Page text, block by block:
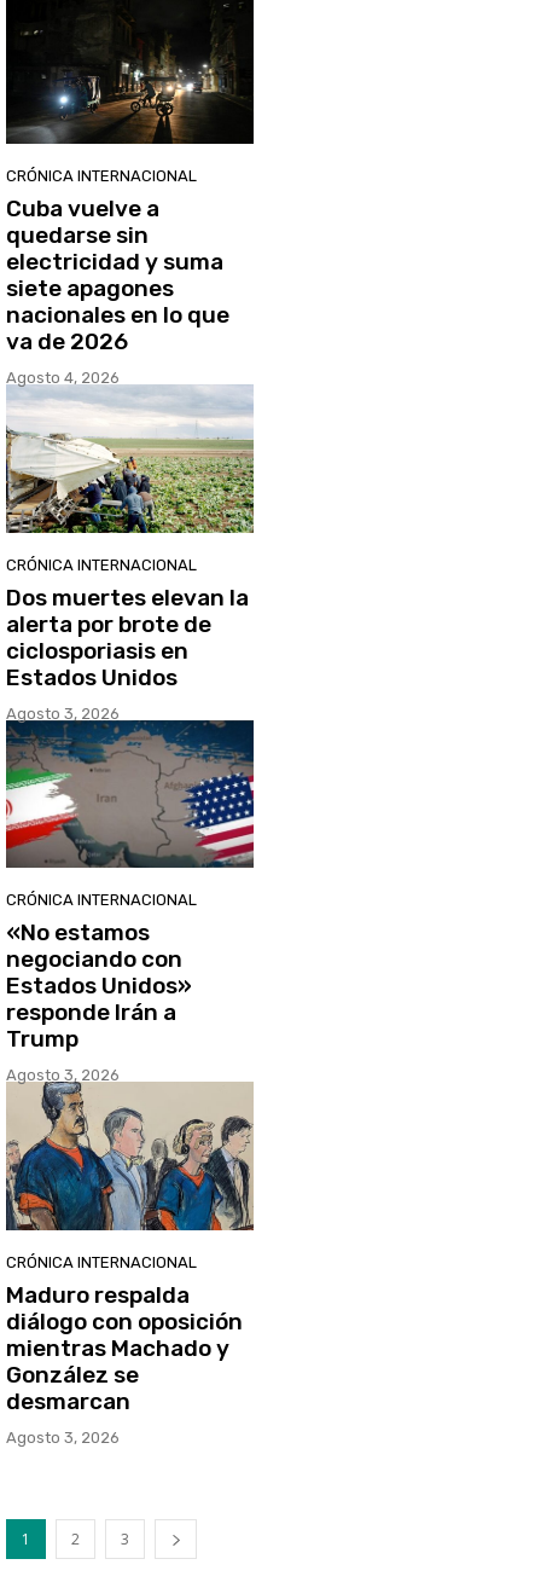
CRÓNICA INTERNACIONAL
Cuba vuelve a
quedarse sin
electricidad y suma
siete apagones
nacionales en lo que
va de 2026
Agosto 4, 2026
CRÓNICA INTERNACIONAL
Dos muertes elevan la
alerta por brote de
ciclosporiasis en
Estados Unidos
Agosto 3, 2026
CRÓNICA INTERNACIONAL
«No estamos
negociando con
Estados Unidos»
responde Irán a
Trump
Agosto 3, 2026
CRÓNICA INTERNACIONAL
Maduro respalda
diálogo con oposición
mientras Machado y
González se
desmarcan
Agosto 3, 2026
1 2 3